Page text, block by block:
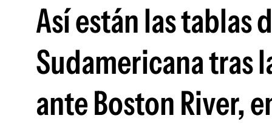
Así están las tablas
Sudamericana tras
ante Boston River,